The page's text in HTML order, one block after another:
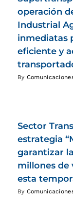
operación
Industrial
inmediatas
eficiente y
By
Sector
estrategia
garantizar
millones de
esta
By